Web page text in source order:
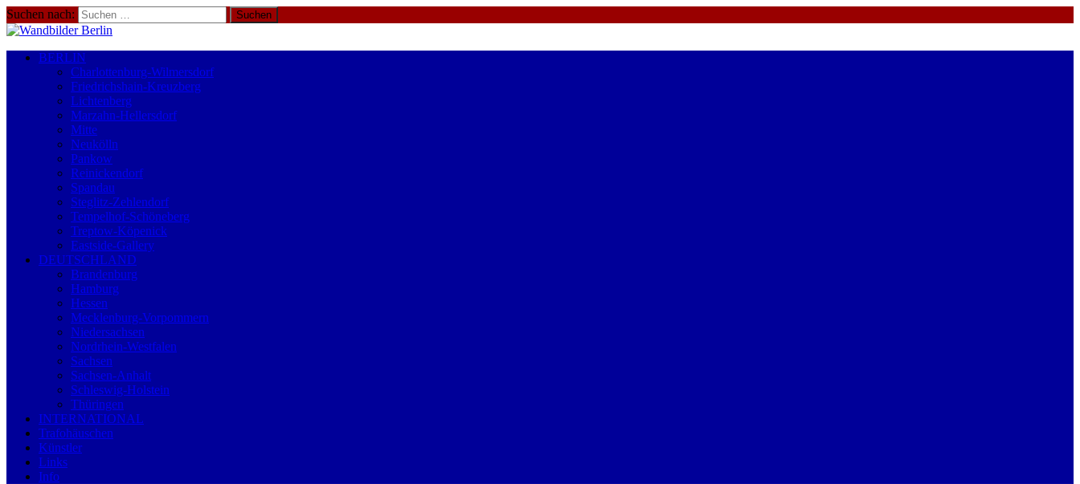
Suchen nach:
BERLIN
Charlottenburg-Wilmersdorf
Friedrichshain-Kreuzberg
Lichtenberg
Marzahn-Hellersdorf
Mitte
Neukölln
Pankow
Reinickendorf
Spandau
Steglitz-Zehlendorf
Tempelhof-Schöneberg
Treptow-Köpenick
Eastside-Gallery
DEUTSCHLAND
Brandenburg
Hamburg
Hessen
Mecklenburg-Vorpommern
Niedersachsen
Nordrhein-Westfalen
Sachsen
Sachsen-Anhalt
Schleswig-Holstein
Thüringen
INTERNATIONAL
Trafohäuschen
Künstler
Links
Info